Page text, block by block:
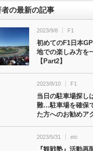
者の最新の記事
2023/9/8 F1
初めてのF1日本
地での楽しみ方を
【Part2】
2023/8/10 F1
当日の駐車場探し
難…駐車場を確保
た方へのお勧めア
2023/5/31 etc
『観戦塾』活動再